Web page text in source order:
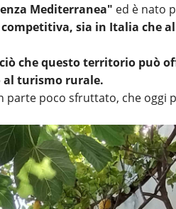
Mediterranea" ed è nato
sia in Italia che
che questo territorio può
turismo rurale.
parte poco sfruttato, che oggi